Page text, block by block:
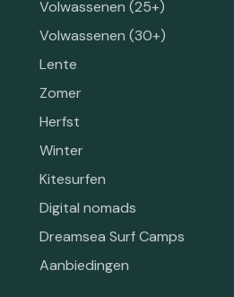
Volwassenen (25+)
Volwassenen (30+)
Lente
Zomer
Herfst
Winter
Kitesurfen
Digital nomads
Dreamsea Surf Camps
Aanbiedingen